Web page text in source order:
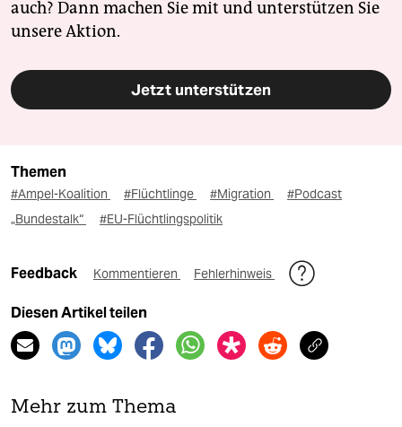
auch? Dann machen Sie mit und unterstützen Sie
unsere Aktion.
Jetzt unterstützen
Themen
#Ampel-Koalition #Flüchtlinge #Migration
#Podcast
„Bundestalk“
#EU-Flüchtlingspolitik
Feedback Kommentieren Fehlerhinweis
Diesen Artikel teilen
Mehr zum Thema